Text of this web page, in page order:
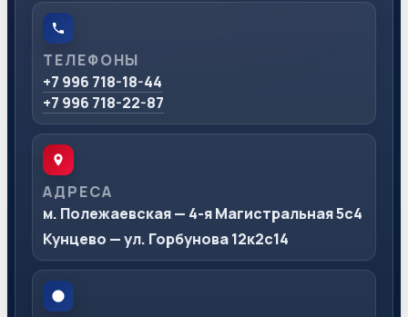
ТЕЛЕФОНЫ
+7 996 718-18-44
+7 996 718-22-87
АДРЕСА
м. Полежаевская — 4-я Магистральная 5с4
Кунцево — ул. Горбунова 12к2с14